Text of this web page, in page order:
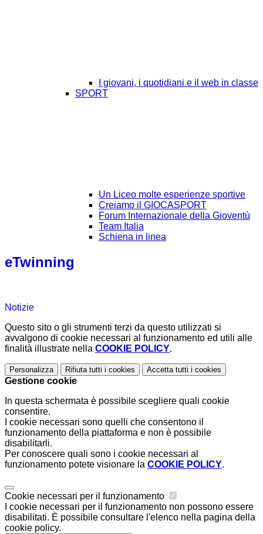
I giovani, i quotidiani e il web in classe
SPORT
Un Liceo molte esperienze sportive
Creiamo il GIOCASPORT
Forum Internazionale della Gioventù
Team Italia
Schiena in linea
eTwinning
Notizie
Questo sito o gli strumenti terzi da questo utilizzati si
avvalgono di cookie necessari al funzionamento ed utili alle
finalità illustrate nella COOKIE POLICY.
Personalizza Rifiuta tutti i cookies Accetta tutti i cookies
Gestione cookie
In questa schermata è possibile scegliere quali cookie
consentire.
I cookie necessari sono quelli che consentono il
funzionamento della piattaforma e non è possibile
disabilitarli.
Per conoscere quali sono i cookie necessari al
funzionamento potete visionare la COOKIE POLICY.
Cookie necessari per il funzionamento
I cookie necessari per il funzionamento non possono essere
disabilitati. È possibile consultare l'elenco nella pagina della
cookie policy.